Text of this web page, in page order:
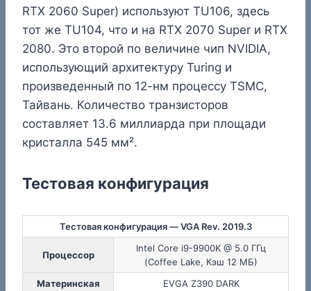
RTX 2060 Super) используют TU106, здесь
тот же TU104, что и на RTX 2070 Super и RTX
2080. Это второй по величине чип NVIDIA,
использующий архитектуру Turing и
произведенный по 12-нм процессу TSMC,
Тайвань. Количество транзисторов
составляет 13.6 миллиарда при площади
кристалла 545 мм².
Тестовая конфигурация
Тестовая конфигурация — VGA Rev. 2019.3
Процессор
Intel Core i9-9900K @ 5.0 ГГц
(Coffee Lake, Кэш 12 МБ)
Материнская
EVGA Z390 DARK